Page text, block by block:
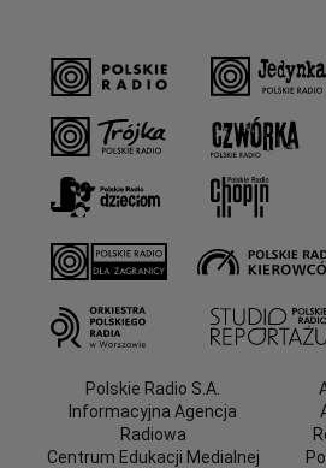
Polskie Radio S.A.
Informacyjna Agencja
Radiowa
Centrum Edukacji Medialnej